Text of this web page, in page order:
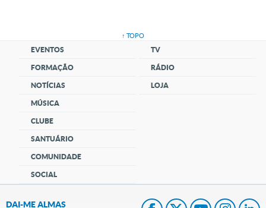
↑ TOPO
EVENTOS
FORMAÇÃO
NOTÍCIAS
MÚSICA
CLUBE
SANTUÁRIO
COMUNIDADE
SOCIAL
TV
RÁDIO
LOJA
DAI-ME ALMAS